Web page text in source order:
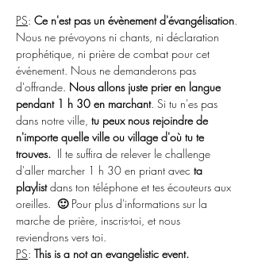
PS: Ce n'est pas un évènement d'évangélisation.
Nous ne prévoyons ni chants, ni déclaration
prophétique, ni prière de combat pour cet
événement. Nous ne demanderons pas
d'offrande. Nous allons juste prier en langue
pendant 1 h 30 en marchant. Si tu n'es pas
dans notre ville, tu peux nous rejoindre de
n'importe quelle ville ou village d'où tu te
trouves. Il te suffira de relever le challenge
d'aller marcher 1 h 30 en priant avec ta
playlist dans ton téléphone et tes écouteurs aux
oreilles. 🙂 Pour plus d'informations sur la
marche de prière, inscris-toi, et nous
reviendrons vers toi.
PS: This is a not an evangelistic event.